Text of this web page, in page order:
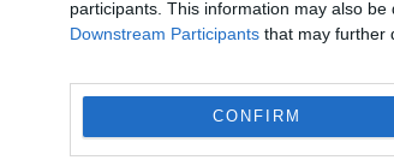
participants. This information may also
Downstream Participants that may further
CONFIRM
Commission